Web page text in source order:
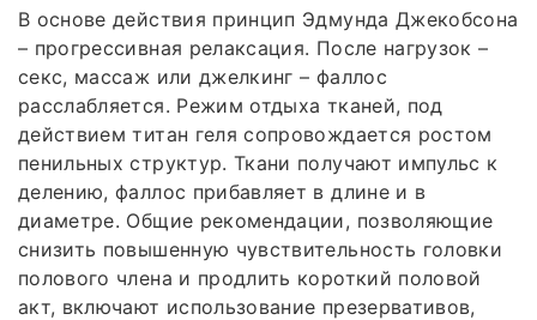
В основе действия принцип Эдмунда Джекобсона
– прогрессивная релаксация. После нагрузок –
секс, массаж или джелкинг – фаллос
расслабляется. Режим отдыха тканей, под
действием титан геля сопровождается ростом
пенильных структур. Ткани получают импульс к
делению, фаллос прибавляет в длине и в
диаметре. Общие рекомендации, позволяющие
снизить повышенную чувствительность головки
полового члена и продлить короткий половой
акт, включают использование презервативов,